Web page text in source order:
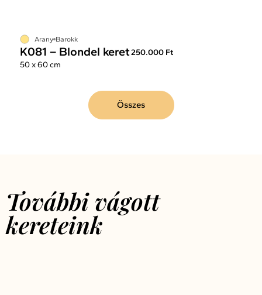
Arany Barokk
K081 – Blondel keret250.000 Ft
50 x 60 cm
Összes
További vágott
kereteink